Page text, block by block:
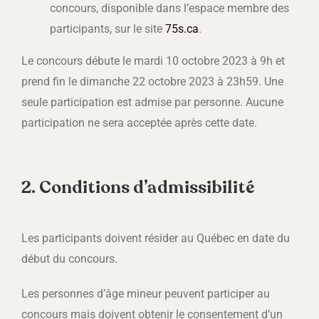
concours, disponible dans l’espace membre des
participants, sur le site 75s.ca.
Le concours débute le mardi 10 octobre 2023 à 9h et
prend fin le dimanche 22 octobre 2023 à 23h59. Une
seule participation est admise par personne. Aucune
participation ne sera acceptée après cette date.
2. Conditions d’admissibilité
Les participants doivent résider au Québec en date du
début du concours.
Les personnes d’âge mineur peuvent participer au
concours mais doivent obtenir le consentement d’un